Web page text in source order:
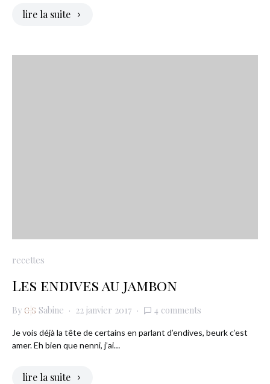
lire la suite
recettes
Les endives au jambon
By Sabine 22 janvier 2017 4 comments
Je vois déjà la tête de certains en parlant d’endives, beurk c’est
amer. Eh bien que nenni, j’ai…
lire la suite